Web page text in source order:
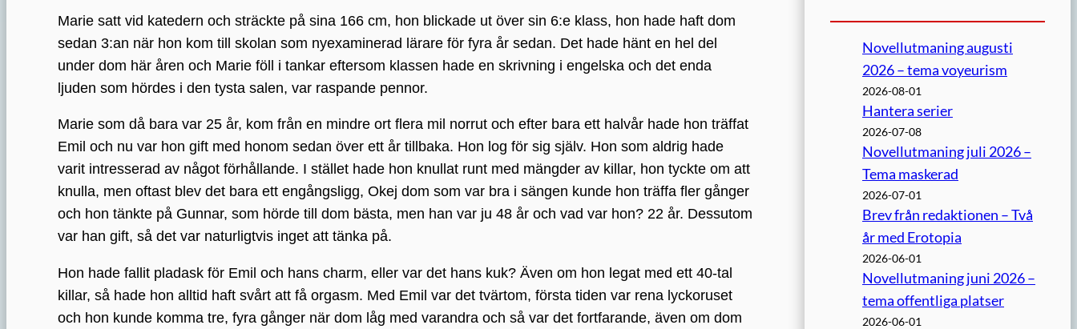
Marie satt vid katedern och sträckte på sina 166 cm, hon blickade ut över sin 6:e klass, hon hade haft dom
sedan 3:an när hon kom till skolan som nyexaminerad lärare för fyra år sedan. Det hade hänt en hel del
under dom här åren och Marie föll i tankar eftersom klassen hade en skrivning i engelska och det enda
ljuden som hördes i den tysta salen, var raspande pennor.
Marie som då bara var 25 år, kom från en mindre ort flera mil norrut och efter bara ett halvår hade hon träffat
Emil och nu var hon gift med honom sedan över ett år tillbaka. Hon log för sig själv. Hon som aldrig hade
varit intresserad av något förhållande. I stället hade hon knullat runt med mängder av killar, hon tyckte om att
knulla, men oftast blev det bara ett engångsligg, Okej dom som var bra i sängen kunde hon träffa fler gånger
och hon tänkte på Gunnar, som hörde till dom bästa, men han var ju 48 år och vad var hon? 22 år. Dessutom
var han gift, så det var naturligtvis inget att tänka på.
Hon hade fallit pladask för Emil och hans charm, eller var det hans kuk? Även om hon legat med ett 40-tal
killar, så hade hon alltid haft svårt att få orgasm. Med Emil var det tvärtom, första tiden var rena lyckoruset
och hon kunde komma tre, fyra gånger när dom låg med varandra och så var det fortfarande, även om dom
Novellutmaning augusti
2026 – tema voyeurism
2026-08-01
Hantera serier
2026-07-08
Novellutmaning juli 2026 –
Tema maskerad
2026-07-01
Brev från redaktionen – Två
år med Erotopia
2026-06-01
Novellutmaning juni 2026 –
tema offentliga platser
2026-06-01